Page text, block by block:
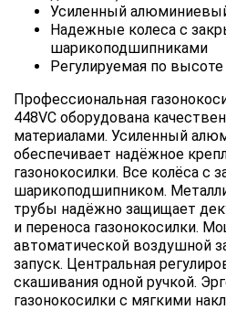
Усиленный
Надежные колеса с
шарикоподшипниками
Регулируемая по высоте
Профессиональная
448VС оборудована
материалами. Усиленный
обеспечивает надёжное
газонокосилки. Все колёса с
шарикоподшипником.
трубы надёжно защищает
и переноса газонокосилки.
автоматической воздушной
запуск. Центральная
скашивания одной ручкой.
газонокосилки с мягкими